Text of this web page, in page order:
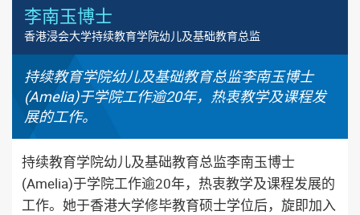
持续教育学院幼儿及基础教育总监李南玉博士
(Amelia)于学院工作逾20年，热衷教学及课程发
展的工作。
李南玉博士
香港浸会大学持续教育学院幼儿及基础教育总监
持续教育学院幼儿及基础教育总监李南玉博士
(Amelia)于学院工作逾20年，热衷教学及课程发展的
工作。她于香港大学修毕教育硕士学位后，旋即加入